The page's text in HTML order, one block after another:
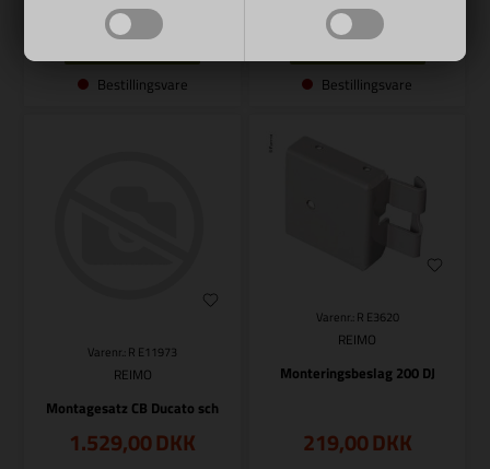
Bestillingsvare Bestillingsvare
Varenr.: R E11973
REIMO
Montagesatz CB Ducato sch
1.529,00DKK
Varenr.: R E3620
REIMO
Monteringsbeslag 200 DJ
219,00DKK